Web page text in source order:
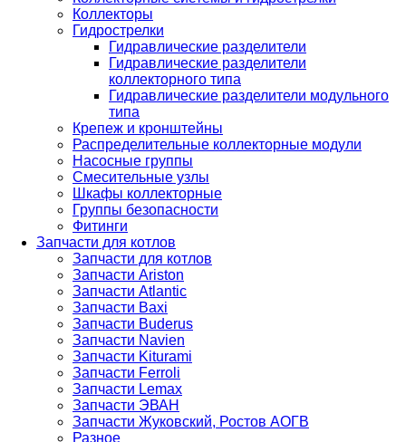
Коллекторы
Гидрострелки
Гидравлические разделители
Гидравлические разделители
коллекторного типа
Гидравлические разделители модульного
типа
Крепеж и кронштейны
Распределительные коллекторные модули
Насосные группы
Смесительные узлы
Шкафы коллекторные
Группы безопасности
Фитинги
Запчасти для котлов
Запчасти для котлов
Запчасти Ariston
Запчасти Atlantic
Запчасти Baxi
Запчасти Buderus
Запчасти Navien
Запчасти Kiturami
Запчасти Ferroli
Запчасти Lemax
Запчасти ЭВАН
Запчасти Жуковский, Ростов АОГВ
Разное